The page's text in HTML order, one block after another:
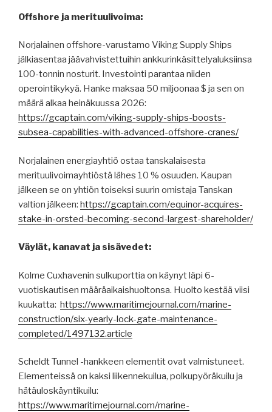
Offshore ja merituulivoima:
Norjalainen offshore-varustamo Viking Supply Ships
jälkiasentaa jäävahvistettuihin ankkurinkäsittelyaluksiinsa
100-tonnin nosturit. Investointi parantaa niiden
operointikykyä. Hanke maksaa 50 miljoonaa $ ja sen on
määrä alkaa heinäkuussa 2026:
https://gcaptain.com/viking-supply-ships-boosts-
subsea-capabilities-with-advanced-offshore-cranes/
Norjalainen energiayhtiö ostaa tanskalaisesta
merituulivoimayhtiöstä lähes 10 % osuuden. Kaupan
jälkeen se on yhtiön toiseksi suurin omistaja Tanskan
valtion jälkeen: https://gcaptain.com/equinor-acquires-
stake-in-orsted-becoming-second-largest-shareholder/
Väylät, kanavat ja sisävedet:
Kolme Cuxhavenin sulkuporttia on käynyt läpi 6-
vuotiskautisen määräaikaishuoltonsa. Huolto kestää viisi
kuukatta: https://www.maritimejournal.com/marine-
construction/six-yearly-lock-gate-maintenance-
completed/1497132.article
Scheldt Tunnel -hankkeen elementit ovat valmistuneet.
Elementeissä on kaksi liikennekuilua, polkupyöräkuilu ja
hätäuloskäyntikuilu:
https://www.maritimejournal.com/marine-